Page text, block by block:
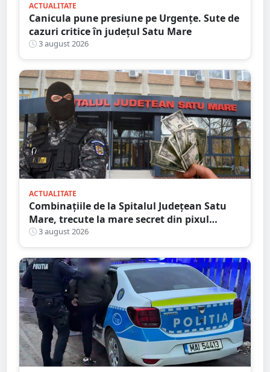
ACTUALITATE
Canicula pune presiune pe Urgențe. Sute de
cazuri critice în județul Satu Mare
3 august 2026
ACTUALITATE
Combinațiile de la Spitalul Județean Satu
Mare, trecute la mare secret din pixul
ministrului
3 august 2026